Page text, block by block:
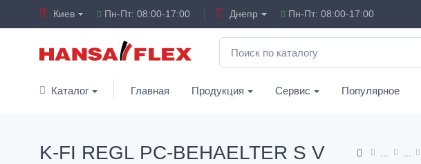
Киев Пн-Пт: 08:00-17:00 Днепр Пн-Пт: 08:00-17:00
Каталог Главная Продукция Сервис Популярное
K-FI REGL PC-BEHAELTER S V